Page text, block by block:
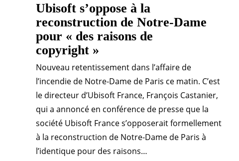
Ubisoft s’oppose à la
reconstruction de Notre-Dame
pour « des raisons de
copyright »
Nouveau retentissement dans l’affaire de
l’incendie de Notre-Dame de Paris ce matin. C’est
le directeur d’Ubisoft France, François Castanier,
qui a annoncé en conférence de presse que la
société Ubisoft France s’opposerait formellement
à la reconstruction de Notre-Dame de Paris à
l’identique pour des raisons…